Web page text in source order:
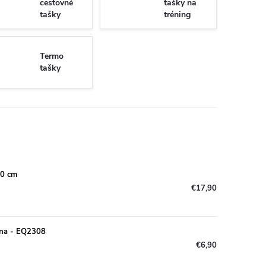
cestovné
tašky
tašky na
tréning
Termo
tašky
cm
€17,90
- EQ2308
€6,90